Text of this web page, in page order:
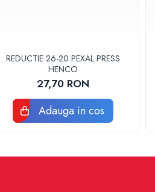
REDUCTIE 26-20 PEXAL PRESS
HENCO
27,70 RON
Adauga in cos